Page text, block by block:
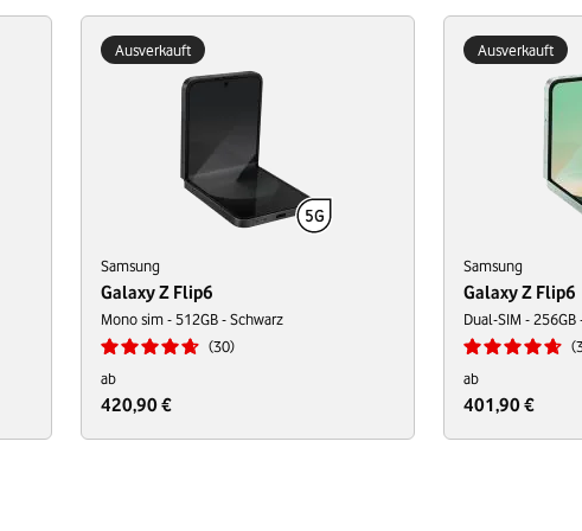
Ausverkauft
Samsung
Galaxy Z Flip6
Mono sim - 512GB - Schwarz
30
ab
420,90 €
Ausverkauft
Samsung
Galaxy Z Flip6
Dual-SIM - 256GB
ab
401,90 €